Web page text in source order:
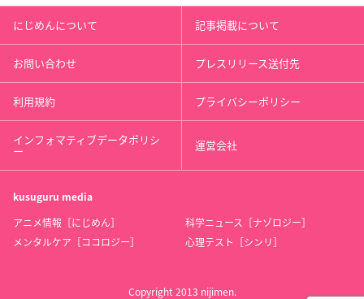
にじめんについて 記事掲載について
お問い合わせ プレスリリース送付先
利用規約 プライバシーポリシー
インフォマティブデータポリシ
ー 運営会社
kusuguru media
アニメ情報［にじめん］
科学ニュース［ナゾロジー］
メンタルケア［ココロジー］
心理テスト［シンリ］
Copyright 2013 nijimen.